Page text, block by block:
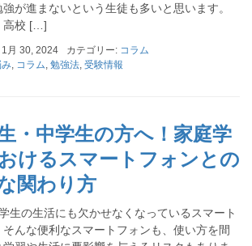
強が進まないという生徒も多いと思います。
高校 […]
月 30, 2024 カテゴリー: コラム
み, コラム, 勉強法, 受験情報
・中学生の方へ！家庭学
けるスマートフォンとの
関わり方
生の生活にも欠かせなくなっているスマート
そんな便利なスマートフォンも、使い方を間